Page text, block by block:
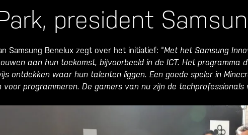
president
Samsung Benelux zegt over het initiatief: “Met het Samsung
aan hun toekomst, bijvoorbeeld in de ICT. Het programma
ontdekken waar hun talenten liggen. Een goede speler in
voor programmeren. De gamers van nu zijn de techprofessionals